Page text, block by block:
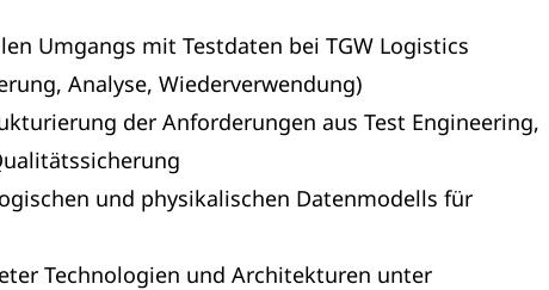
Umgangs mit Testdaten bei TGW Logistics
Analyse, Wiederverwendung)
der Anforderungen aus Test Engineering,
und physikalischen Datenmodells für
Technologien und Architekturen unter